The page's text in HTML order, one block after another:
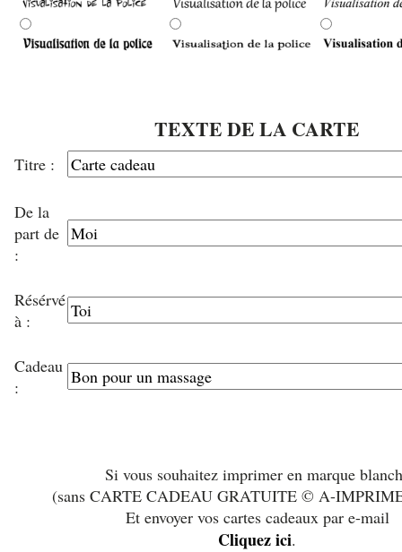
TEXTE DE LA CARTE
Titre :
De la
part de
:
Résérvé
à :
Cadeau
:
Si vous souhaitez imprimer en marque
(sans CARTE CADEAU GRATUITE © A-
Et envoyer vos cartes cadeaux par e-mail
Cliquez ici.